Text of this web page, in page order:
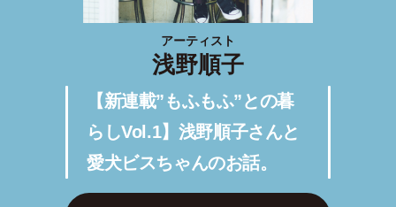
アーティスト
浅野順子
【新連載”もふもふ”との暮
らしVol.1】浅野順子さんと
愛犬ビスちゃんのお話。